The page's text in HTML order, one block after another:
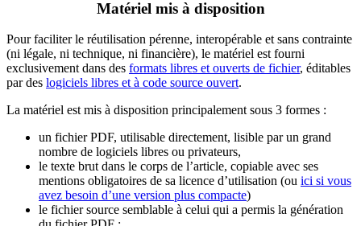
Matériel mis à disposition
Pour faciliter le réutilisation pérenne, interopérable et sans contrainte
(ni légale, ni technique, ni financière), le matériel est fourni
exclusivement dans des formats libres et ouverts de fichier, éditables
par des logiciels libres et à code source ouvert.
La matériel est mis à disposition principalement sous 3 formes :
un fichier PDF, utilisable directement, lisible par un grand
nombre de logiciels libres ou privateurs,
le texte brut dans le corps de l’article, copiable avec ses
mentions obligatoires de sa licence d’utilisation (ou ici si vous
avez besoin d’une version plus compacte)
le fichier source semblable à celui qui a permis la génération